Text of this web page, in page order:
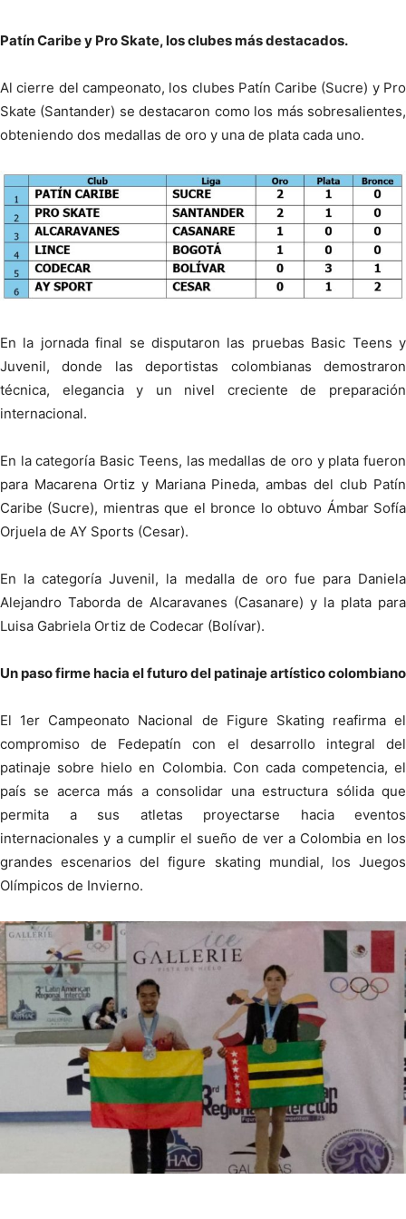
Patín Caribe y Pro Skate, los clubes más destacados.
Al cierre del campeonato, los clubes Patín Caribe (Sucre) y Pro
Skate (Santander) se destacaron como los más sobresalientes,
obteniendo dos medallas de oro y una de plata cada uno.
En la jornada final se disputaron las pruebas Basic Teens y
Juvenil, donde las deportistas colombianas demostraron
técnica, elegancia y un nivel creciente de preparación
internacional.
En la categoría Basic Teens, las medallas de oro y plata fueron
para Macarena Ortiz y Mariana Pineda, ambas del club Patín
Caribe (Sucre), mientras que el bronce lo obtuvo Ámbar Sofía
Orjuela de AY Sports (Cesar).
En la categoría Juvenil, la medalla de oro fue para Daniela
Alejandro Taborda de Alcaravanes (Casanare) y la plata para
Luisa Gabriela Ortiz de Codecar (Bolívar).
Un paso firme hacia el futuro del patinaje artístico colombiano
El 1er Campeonato Nacional de Figure Skating reafirma el
compromiso de Fedepatín con el desarrollo integral del
patinaje sobre hielo en Colombia. Con cada competencia, el
país se acerca más a consolidar una estructura sólida que
permita a sus atletas proyectarse hacia eventos
internacionales y a cumplir el sueño de ver a Colombia en los
grandes escenarios del figure skating mundial, los Juegos
Olímpicos de Invierno.